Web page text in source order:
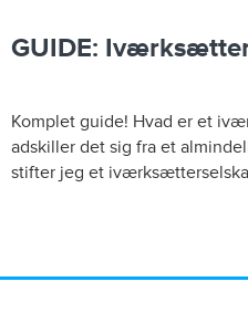
GUIDE:
Komplet guide! Hvad er et
adskiller det sig fra et
stifter jeg et